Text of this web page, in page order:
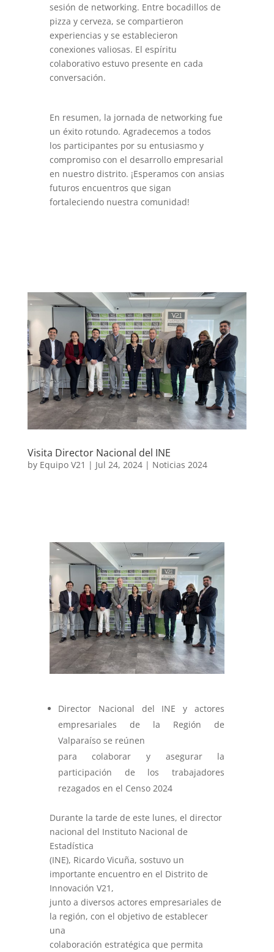
sesión de networking. Entre bocadillos de
pizza y cerveza, se compartieron
experiencias y se establecieron
conexiones valiosas. El espíritu
colaborativo estuvo presente en cada
conversación.
En resumen, la jornada de networking fue
un éxito rotundo. Agradecemos a todos
los participantes por su entusiasmo y
compromiso con el desarrollo empresarial
en nuestro distrito. ¡Esperamos con ansias
futuros encuentros que sigan
fortaleciendo nuestra comunidad!
Visita Director Nacional del INE
by Equipo V21 | Jul 24, 2024| Noticias 2024
Director Nacional del INE y actores
empresariales de la Región de
Valparaíso se reúnen
para colaborar y asegurar la
participación de los trabajadores
rezagados en el Censo 2024
Durante la tarde de este lunes, el director
nacional del Instituto Nacional de
Estadística
(INE), Ricardo Vicuña, sostuvo un
importante encuentro en el Distrito de
Innovación V21,
junto a diversos actores empresariales de
la región, con el objetivo de establecer
una
colaboración estratégica que permita